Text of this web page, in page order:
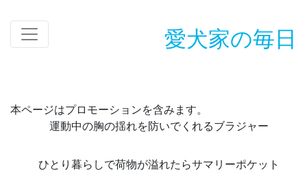
愛犬家の毎日
本ページはプロモーションを含みます。
運動中の胸の揺れを防いでくれるブラジャー
ひとり暮らしで荷物が溢れたらサマリーポケット